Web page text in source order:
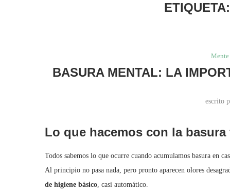
ETIQUETA:
Mente
BASURA MENTAL: LA
escrito
Lo que hacemos con la
Todos sabemos lo que ocurre cuando acumulamos basura en
Al principio no pasa nada, pero pronto aparecen olores
de higiene básico, casi automático.